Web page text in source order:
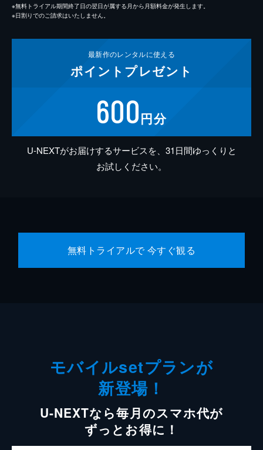
※無料トライアル期間終了日の翌日が属する月から月額料金が発生します。
※日割りでのご請求はいたしません。
最新作のレンタルに使える
ポイント プレゼント
600円分
U-NEXTがお届けするサービスを、31日間ゆっくりと
お試しください。
無料トライアルで 今すぐ観る
モバイルsetプランが
新登場！
U-NEXTなら毎月のスマホ代が
ずっとお得に！